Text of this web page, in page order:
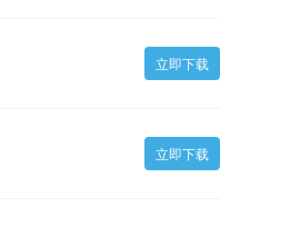
立即下载
立即下载